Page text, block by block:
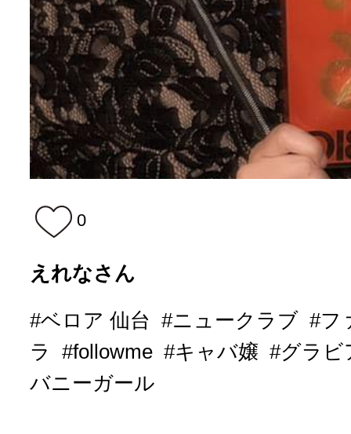
0
えれなさん
#ベロア 仙台 #ニュークラブ #フ
ラ
#followme #キャバ嬢 #グラ
バニーガール